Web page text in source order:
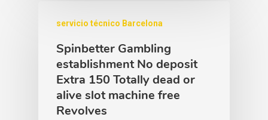
servicio técnico Barcelona
Spinbetter Gambling
establishment No deposit
Extra 150 Totally dead or
alive slot machine free
Revolves